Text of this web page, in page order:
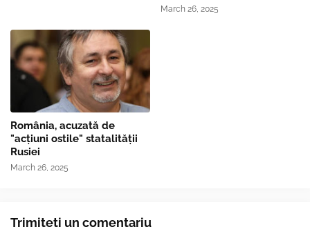
March 26, 2025
România, acuzată de
"acțiuni ostile" statalității
Rusiei
March 26, 2025
Trimiteți un comentariu